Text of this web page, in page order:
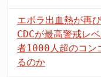
エボラ出血熱が再
CDCが最高警戒レ
者1000人超のコン
るのか